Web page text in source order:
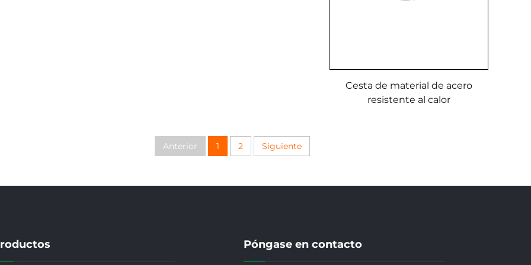
Cesta de material de acero
resistente al calor
Anterior 1 2 Siguiente
Póngase en contacto